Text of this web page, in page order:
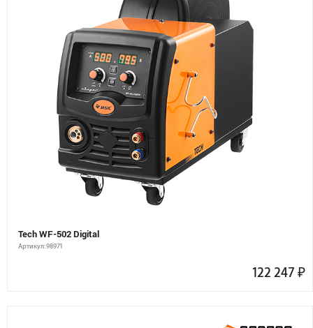
Tech WF-502 Digital
Артикул: 98971
122 247 ₽